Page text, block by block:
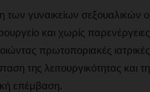
των γυναικείων σεξουαλικών
και χωρίς
πρωτοποριακές ιατρικές
της λειτουργικότητας και
επέμβαση.